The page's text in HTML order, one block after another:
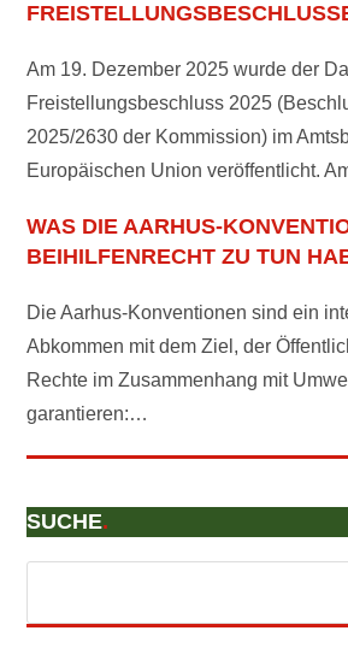
Am 19. Dezember 2025 wurde der
Freistellungsbeschluss 2025
2025/2630 der Kommission) im
Europäischen Union veröffentlicht.
WAS DIE AARHUS-
BEIHILFENRECHT ZU TUN
Die Aarhus-Konventionen sind ein
Abkommen mit dem Ziel, der
Rechte im Zusammenhang mit
garantieren:…
SUCHE.